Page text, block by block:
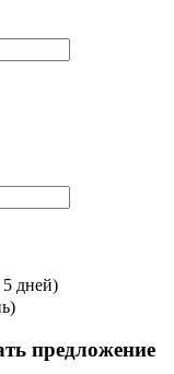
5 дней)
предложение